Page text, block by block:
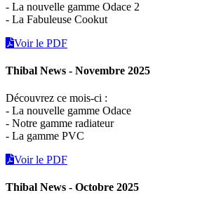
- La nouvelle gamme Odace 2
- La Fabuleuse Cookut
Voir le PDF
Thibal News - Novembre 2025
Découvrez ce mois-ci :
- La nouvelle gamme Odace
- Notre gamme radiateur
- La gamme PVC
Voir le PDF
Thibal News - Octobre 2025